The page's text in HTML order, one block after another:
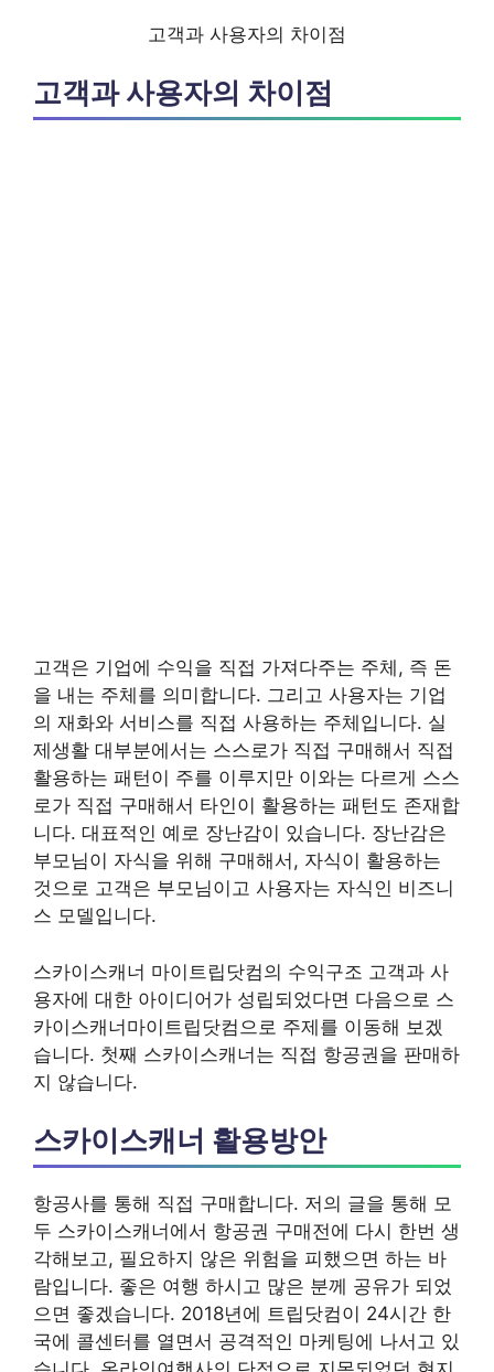
고객과 사용자의 차이점
고객과 사용자의 차이점
고객은 기업에 수익을 직접 가져다주는 주체, 즉 돈
을 내는 주체를 의미합니다. 그리고 사용자는 기업
의 재화와 서비스를 직접 사용하는 주체입니다. 실
제생활 대부분에서는 스스로가 직접 구매해서 직접
활용하는 패턴이 주를 이루지만 이와는 다르게 스스
로가 직접 구매해서 타인이 활용하는 패턴도 존재합
니다. 대표적인 예로 장난감이 있습니다. 장난감은
부모님이 자식을 위해 구매해서, 자식이 활용하는
것으로 고객은 부모님이고 사용자는 자식인 비즈니
스 모델입니다.
스카이스캐너 마이트립닷컴의 수익구조 고객과 사
용자에 대한 아이디어가 성립되었다면 다음으로 스
카이스캐너마이트립닷컴으로 주제를 이동해 보겠
습니다. 첫째 스카이스캐너는 직접 항공권을 판매하
지 않습니다.
스카이스캐너 활용방안
항공사를 통해 직접 구매합니다. 저의 글을 통해 모
두 스카이스캐너에서 항공권 구매전에 다시 한번 생
각해보고, 필요하지 않은 위험을 피했으면 하는 바
람입니다. 좋은 여행 하시고 많은 분께 공유가 되었
으면 좋겠습니다. 2018년에 트립닷컴이 24시간 한
국에 콜센터를 열면서 공격적인 마케팅에 나서고 있